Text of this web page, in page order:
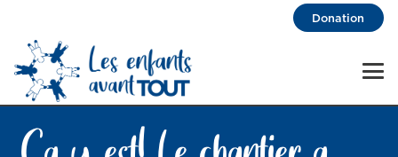
Donation